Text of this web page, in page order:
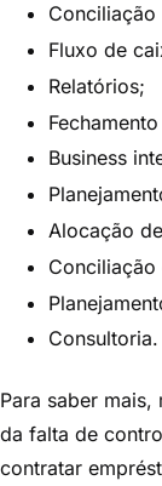
Conciliação
Fluxo de
Relatórios;
Business
Alocação
Consultoria.
Para saber
da falta de
contratar